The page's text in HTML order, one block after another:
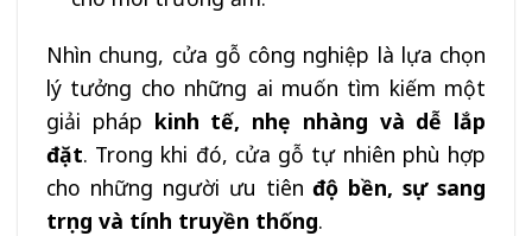
Nhìn chung, cửa gỗ công nghiệp là lựa chọn
lý tưởng cho những ai muốn tìm kiếm một
giải pháp kinh tế, nhẹ nhàng và dễ lắp
đặt. Trong khi đó, cửa gỗ tự nhiên phù hợp
cho những người ưu tiênđộ bền, sự sang
trọng và tính truyền thống.